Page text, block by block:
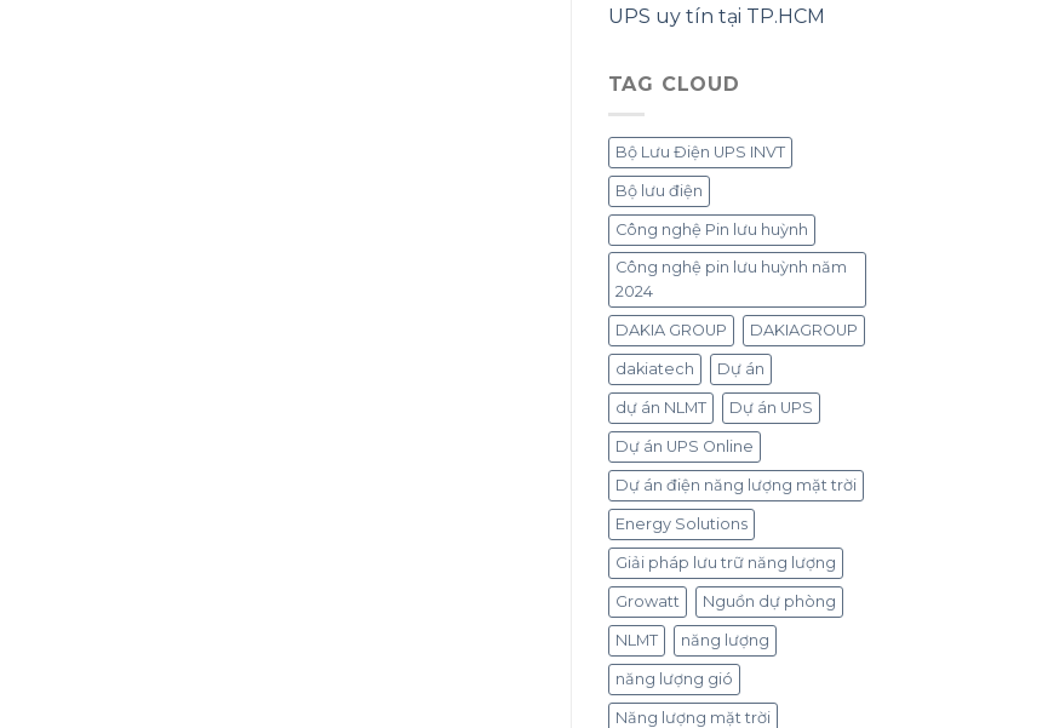
UPS uy tín tại TP.HCM
TAG CLOUD
Bộ Lưu Điện UPS INVT
Bộ lưu điện
Công nghệ Pin lưu huỳnh
Công nghệ pin lưu huỳnh năm
2024
DAKIA GROUP DAKIAGROUP
dakiatech Dự án
dự án NLMT Dự án UPS
Dự án UPS Online
Dự án điện năng lượng mặt trời
Energy Solutions
Giải pháp lưu trữ năng lượng
Growatt Nguồn dự phòng
NLMT năng lượng
năng lượng gió
Năng lượng mặt trời